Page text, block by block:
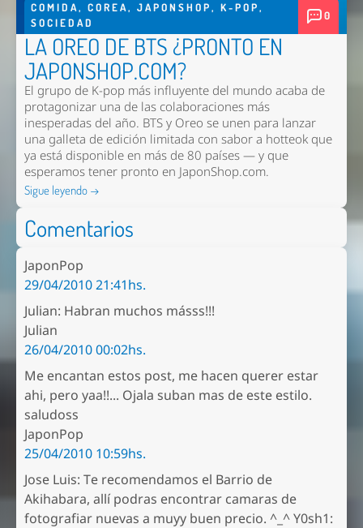
COMIDA, COREA, JAPONSHOP, K-POP,
SOCIEDAD
0
LA OREO DE BTS ¿PRONTO EN
JAPONSHOP.COM?
El grupo de K-pop más influyente del mundo acaba de
protagonizar una de las colaboraciones más
inesperadas del año. BTS y Oreo se unen para lanzar
una galleta de edición limitada con sabor a hotteok que
ya está disponible en más de 80 países — y que
esperamos tener pronto en JaponShop.com.
Sigue leyendo →
Comentarios
JaponPop
29/04/2010 21:41hs.
Julian: Habran muchos másss!!!
Julian
26/04/2010 00:02hs.
Me encantan estos post, me hacen querer estar
ahi, pero yaa!!... Ojala suban mas de este estilo.
saludoss
JaponPop
25/04/2010 10:59hs.
Jose Luis: Te recomendamos el Barrio de
Akihabara, allí podras encontrar camaras de
fotografiar nuevas a muyy buen precio. ^_^ Y0sh1: